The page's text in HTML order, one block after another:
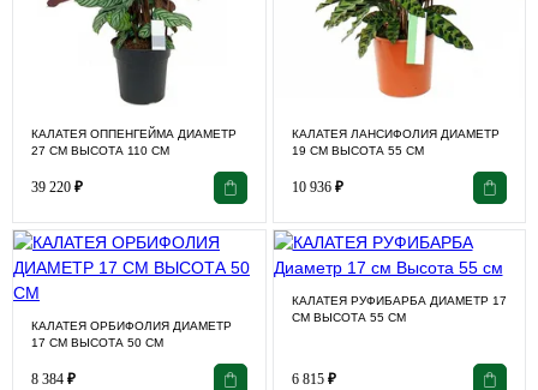
КАЛАТЕЯ ОППЕНГЕЙМА ДИАМЕТР
27 СМ ВЫСОТА 110 СМ
39 220 ₽
КАЛАТЕЯ ЛАНСИФОЛИЯ ДИАМЕТР
19 СМ ВЫСОТА 55 СМ
10 936 ₽
КАЛАТЕЯ ОРБИФОЛИЯ ДИАМЕТР
17 СМ ВЫСОТА 50 СМ
8 384 ₽
КАЛАТЕЯ РУФИБАРБА ДИАМЕТР 17
СМ ВЫСОТА 55 СМ
6 815 ₽